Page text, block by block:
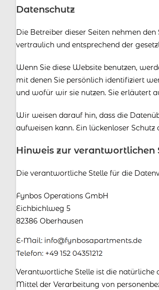
Datenschutz
Die Betreiber dieser Seiten nehmen
vertraulich und entsprechend der
Wenn Sie diese Website benutzen,
mit denen Sie persönlich identifiziert
und wofür wir sie nutzen. Sie erläutert
Wir weisen darauf hin, dass die
aufweisen kann. Ein lückenloser
Hinweis zur verantwortlichen
Die verantwortliche Stelle für die
Fynbos Operations GmbH
Eichbichlweg 5
82386 Oberhausen
Verantwortliche Stelle ist die natürliche
Mittel der Verarbeitung von